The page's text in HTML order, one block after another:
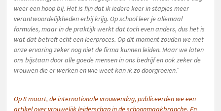
weer een hoop bij. Het is fijn dat ik iedere keer in stapjes meer
verantwoordelijkheden erbij krijg. Op school leer je allemaal
formules, maar in de praktijk werkt dat toch even anders, dus het is
wat dat betreft echt een leerproces. Op dit moment zouden we met
onze ervaring zeker nog niet de firma kunnen leiden. Maar we laten
ons bijstaan door alle goede mensen in ons bedrijf en ook zeker de
vrouwen die er werken en wie weet kan ik zo doorgroeien.”
Op 8 maart, de internationale vrouwendag, publiceerden we een
artikel over vrouwelijk leiderschap in de schoonmaakbranche. En